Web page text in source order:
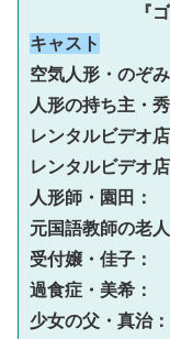
『ゴーダ
キャスト
空気人形・
人形の持ち
レンタルビデ
レンタルビデ
人形師・園
元国語教師の老
受付嬢
過食症・美希：
少女の父・真治